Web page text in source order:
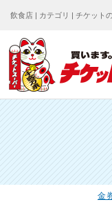
飲食店 | カテゴリ | チケット
金